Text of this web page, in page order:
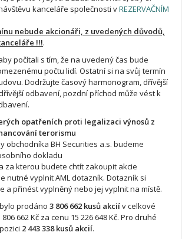
kanceláře společnosti vREZERVAČNÍM
nebude akcionáři, z uvedených důvodů,
!!!.
počítali s tím, že na uvedený čas bude
počtu lidí. Ostatní si na svůj termín
Dodržujte časový harmonogram, dřívější
odbavení, pozdní příchod může vést k
opatřeních proti legalizaci výnosů z
terorismu
obchodníka BH Securities a.s. budeme
dokladu
za kterou budete chtít zakoupit akcie
nutné vyplnit AML dotazník. Dotazník si
a přinést vyplněný nebo jej vyplnit na místě.
prodáno 3 806 662 kusů akciív celkové
662 Kč za cenu 15 226 648 Kč. Pro druhé
2 443 338 kusů akcií.